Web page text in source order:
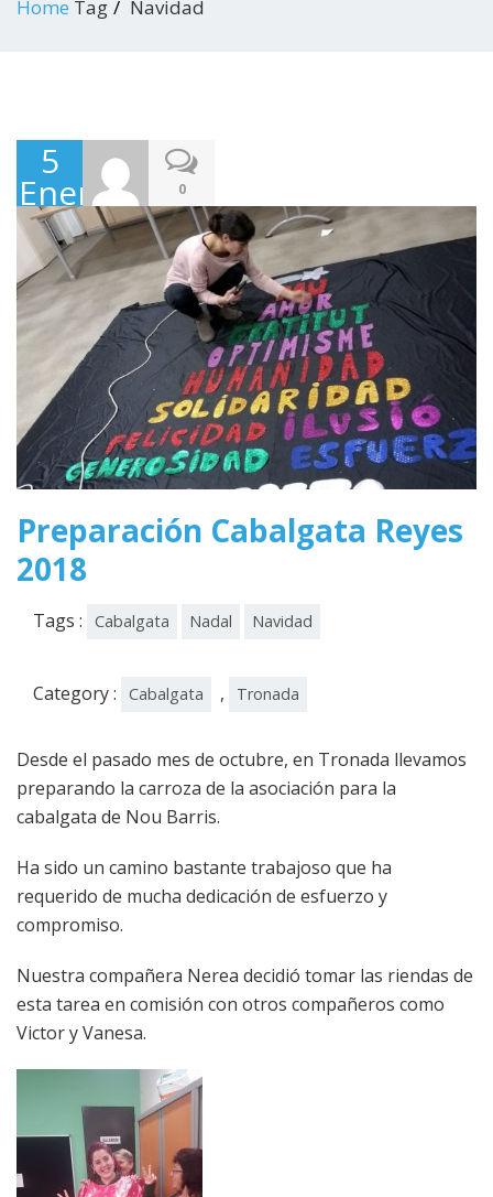
Home Tag Navidad
5
Enero,
2018
0
Preparación Cabalgata Reyes
2018
Tags : Cabalgata Nadal Navidad
Category : Cabalgata , Tronada
Desde el pasado mes de octubre, en Tronada llevamos
preparando la carroza de la asociación para la
cabalgata de Nou Barris.
Ha sido un camino bastante trabajoso que ha
requerido de mucha dedicación de esfuerzo y
compromiso.
Nuestra compañera Nerea decidió tomar las riendas de
esta tarea en comisión con otros compañeros como
Victor y Vanesa.